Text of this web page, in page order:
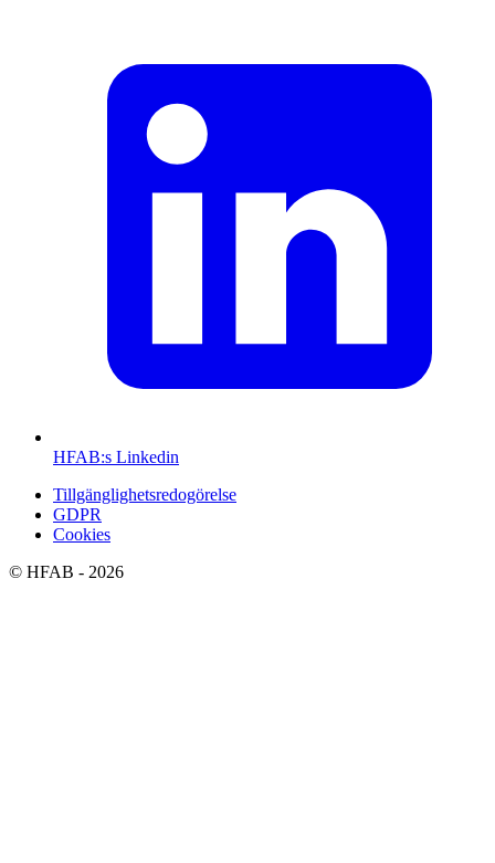
HFAB:s Linkedin
Tillgänglighetsredogörelse
GDPR
Cookies
© HFAB - 2026